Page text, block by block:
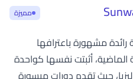
مميزة
مشهورة باعترافها
الماضية، أثبتت نفسها كواحدة